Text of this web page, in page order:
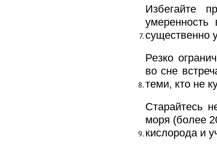
Избегайте
существенно
Резко
во сне
теми, кто не
Старайтесь
моря (более
кислорода и